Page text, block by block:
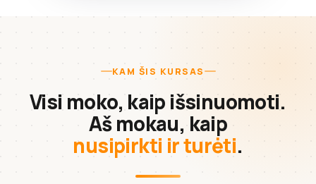
KAM ŠIS KURSAS
Visi moko, kaip išsinuomoti.
Aš mokau, kaip
nusipirkti ir turėti.